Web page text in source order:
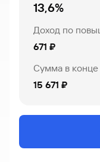
13,6%
Доход по
671 ₽
Сумма в конце
15 671 ₽